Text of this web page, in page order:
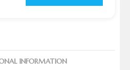
INFORMATION